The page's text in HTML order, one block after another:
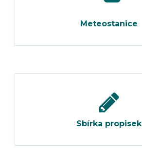
Meteostanice
Sbírka propisek